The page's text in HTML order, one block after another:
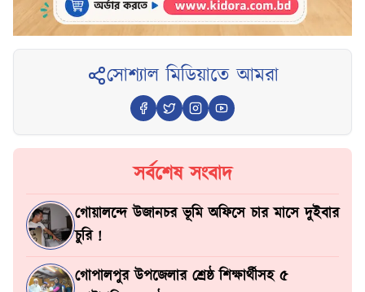
সোশ্যাল মিডিয়াতে আমরা
সর্বশেষ সংবাদ
গোয়ালন্দে উজানচর ভূমি অফিসে চার মাসে দুইবার
চুরি !
গোপালপুর উপজেলার শ্রেষ্ঠ শিক্ষার্থীসহ ৫